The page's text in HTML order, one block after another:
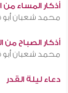
أذكار المساء من
محمد شعبان أبو
أذكار الصباح من
محمد شعبان أبو
دعاء ليلة القدر